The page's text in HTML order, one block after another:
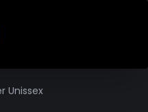
Unissex